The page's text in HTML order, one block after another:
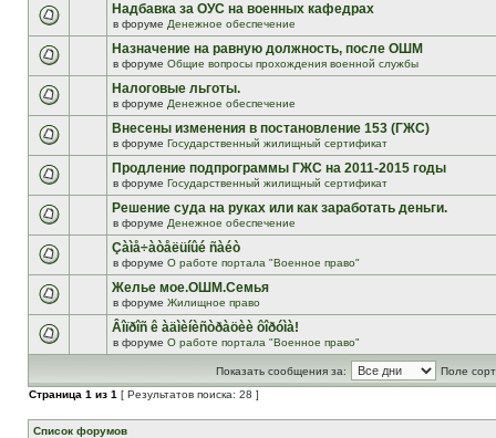
Надбавка за ОУС на военных кафедрах
в форуме Денежное обеспечение
Назначение на равную должность, после ОШМ
в форуме Общие вопросы прохождения военной службы
Налоговые льготы.
в форуме Денежное обеспечение
Внесены изменения в постановление 153 (ГЖС)
в форуме Государственный жилищный сертификат
Продление подпрограммы ГЖС на 2011-2015 годы
в форуме Государственный жилищный сертификат
Решение суда на руках или как заработать деньги.
в форуме Денежное обеспечение
Çàìå÷àòåëüíûé ñàéò
в форуме О работе портала "Военное право"
Желье мое.ОШМ.Семья
в форуме Жилищное право
Âîïðîñ ê àäìèíèñòðàöèè ôîðóìà!
в форуме О работе портала "Военное право"
Показать сообщения за:
Поле
Страница 1 из 1 [ Результатов поиска: 28 ]
Список форумов